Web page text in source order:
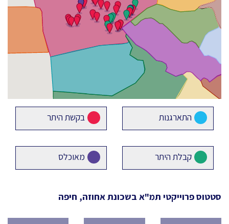
התארגנות בקשת היתר
קבלת היתר מאוכלס
סטטוס פרוייקטי תמ"א בשכונת אחוזה, חיפה